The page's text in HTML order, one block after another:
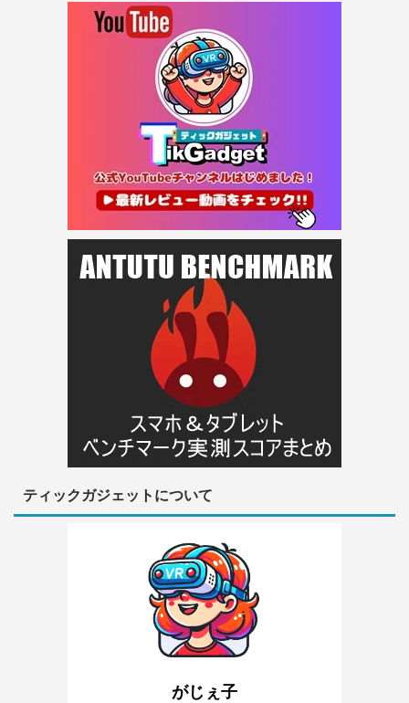
ティックガジェットについて
がじぇ子